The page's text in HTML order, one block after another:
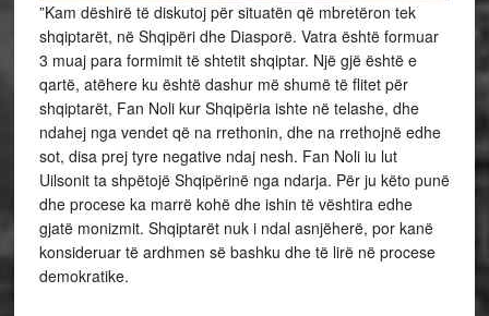
”Kam dëshirë të diskutoj për situatën që mbretëron tek
shqiptarët, në Shqipëri dhe Diasporë. Vatra është formuar
3 muaj para formimit të shtetit shqiptar. Një gjë është e
qartë, atëhere ku është dashur më shumë të flitet për
shqiptarët, Fan Noli kur Shqipëria ishte në telashe, dhe
ndahej nga vendet që na rrethonin, dhe na rrethojnë edhe
sot, disa prej tyre negative ndaj nesh. Fan Noli iu lut
Uilsonit ta shpëtojë Shqipërinë nga ndarja. Për ju këto punë
dhe procese ka marrë kohë dhe ishin të vështira edhe
gjatë monizmit. Shqiptarët nuk i ndal asnjëherë, por kanë
konsideruar të ardhmen së bashku dhe të lirë në procese
demokratike.